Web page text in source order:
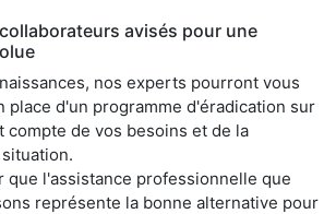
avisés pour une
nos experts pourront vous
place d'un programme d'éradication sur
compte de vos besoins et de la
que l'assistance professionnelle que
représente la bonne alternative pour